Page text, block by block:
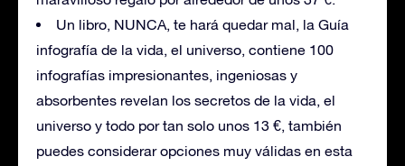
Un libro, NUNCA, te hará quedar mal, la Guía
infografía de la vida, el universo, contiene 100
infografías impresionantes, ingeniosas y
absorbentes revelan los secretos de la vida, el
universo y todo por tan solo unos 13 €, también
puedes considerar opciones muy válidas en esta